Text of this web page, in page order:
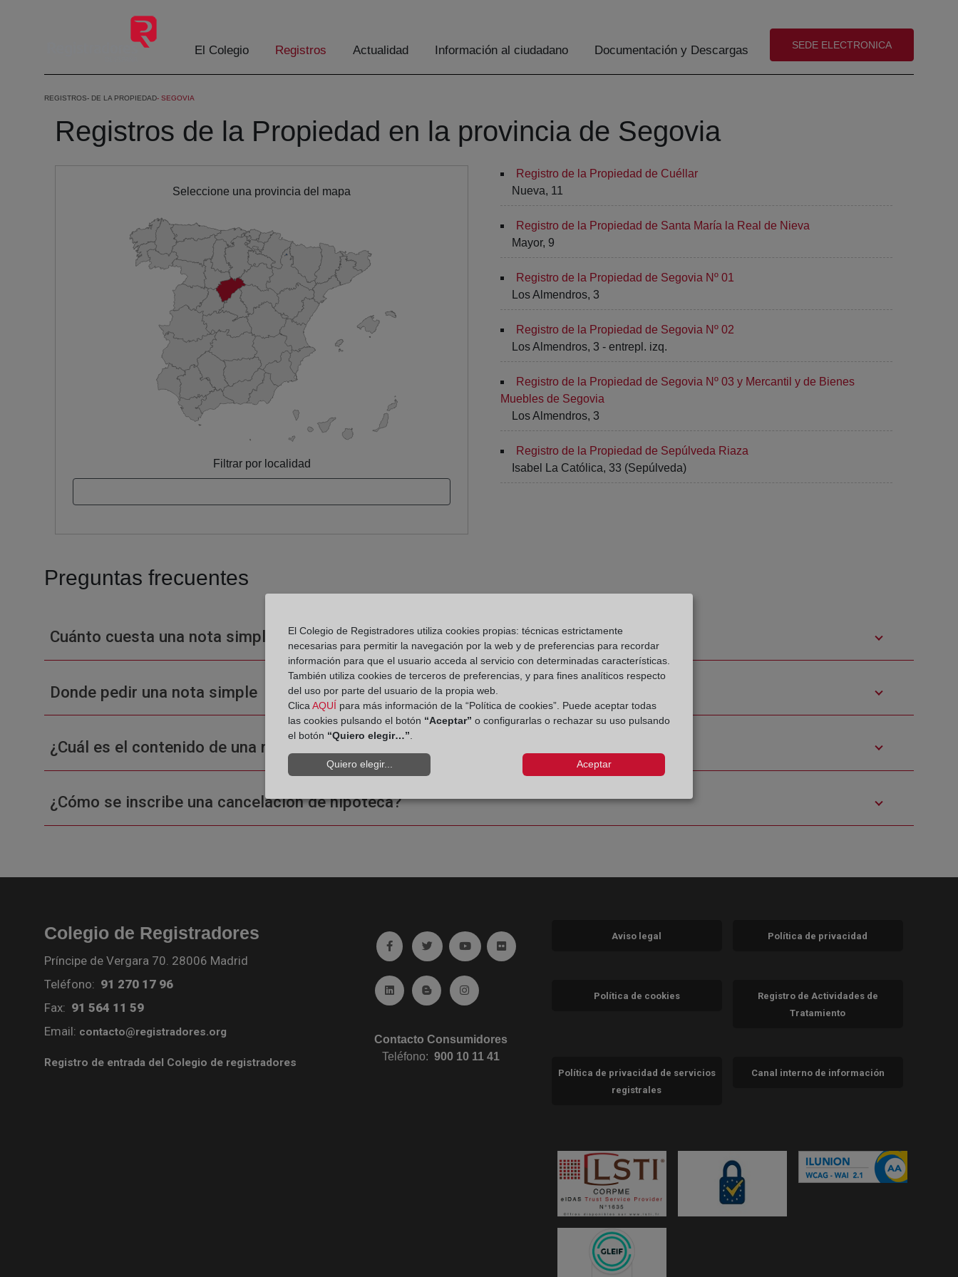
Saltar al contenido principal
El Colegio Registros Actualidad Información al ciudadano Documentación y Descargas (abre en nueva ventana)
SEDE ELECTRONICA
REGISTROS DE LA PROPIEDAD SEGOVIA
Registros de la Propiedad en la provincia de Segovia
Seleccione una provincia del mapa
Filtrar por localidad
Registro de la Propiedad de Cuéllar
Nueva, 11
Registro de la Propiedad de Santa María la Real de Nieva
Mayor, 9
Registro de la Propiedad de Segovia Nº 01
Los Almendros, 3
Registro de la Propiedad de Segovia Nº 02
Los Almendros, 3 - entrepl. izq.
Registro de la Propiedad de Segovia Nº 03 y Mercantil y de Bienes
Muebles de Segovia
Los Almendros, 3
Registro de la Propiedad de Sepúlveda Riaza
Isabel La Católica, 33 (Sepúlveda)
Preguntas frecuentes
Cuánto cuesta una nota simple en un Registro de la Propiedad
Donde pedir una nota simple
¿Cuál es el contenido de una nota simple o una certificación?
¿Cómo se inscribe una cancelación de hipoteca?
Colegio de Registradores
Príncipe de Vergara 70. 28006 Madrid
Teléfono: 91 270 17 96
Fax: 91 564 11 59
Email: contacto@registradores.org
Registro de entrada del Colegio de registradores
Ir a facebook (abre en ventana nueva)
Ir a twitter (abre en ventana nueva)
Ir a YouTube (abre en ventana nueva)
Ir a Flickr (abre en ventana nueva)
Ir a Linkedin (abre en ventana nueva)
Ir al Blog (abre en ventana nueva)
Ir a Instagram (abre en ventana nueva)
Contacto Consumidores
Teléfono:900 10 11 41
Aviso legal Política de privacidad
Política de cookies
Registro de Actividades de
Tratamiento
Política de privacidad de servicios
registrales
Canal interno de información
El Colegio de Registradores utiliza cookies propias: técnicas estrictamente
necesarias para permitir la navegación por la web y de preferencias para recordar
información para que el usuario acceda al servicio con determinadas características.
También utiliza cookies de terceros de preferencias, y para fines analíticos respecto
del uso por parte del usuario de la propia web.
Clica AQUÍ para más información de la “Política de cookies”. Puede aceptar todas
las cookies pulsando el botón “Aceptar” o configurarlas o rechazar su uso pulsando
el botón “Quiero elegir…”
Quiero elegir... Aceptar